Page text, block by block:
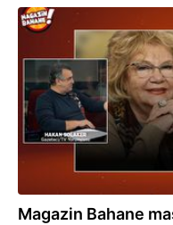
09.03.2025
Magazin Bahane